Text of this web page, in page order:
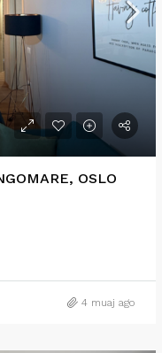
OSLO
4 muaj ago